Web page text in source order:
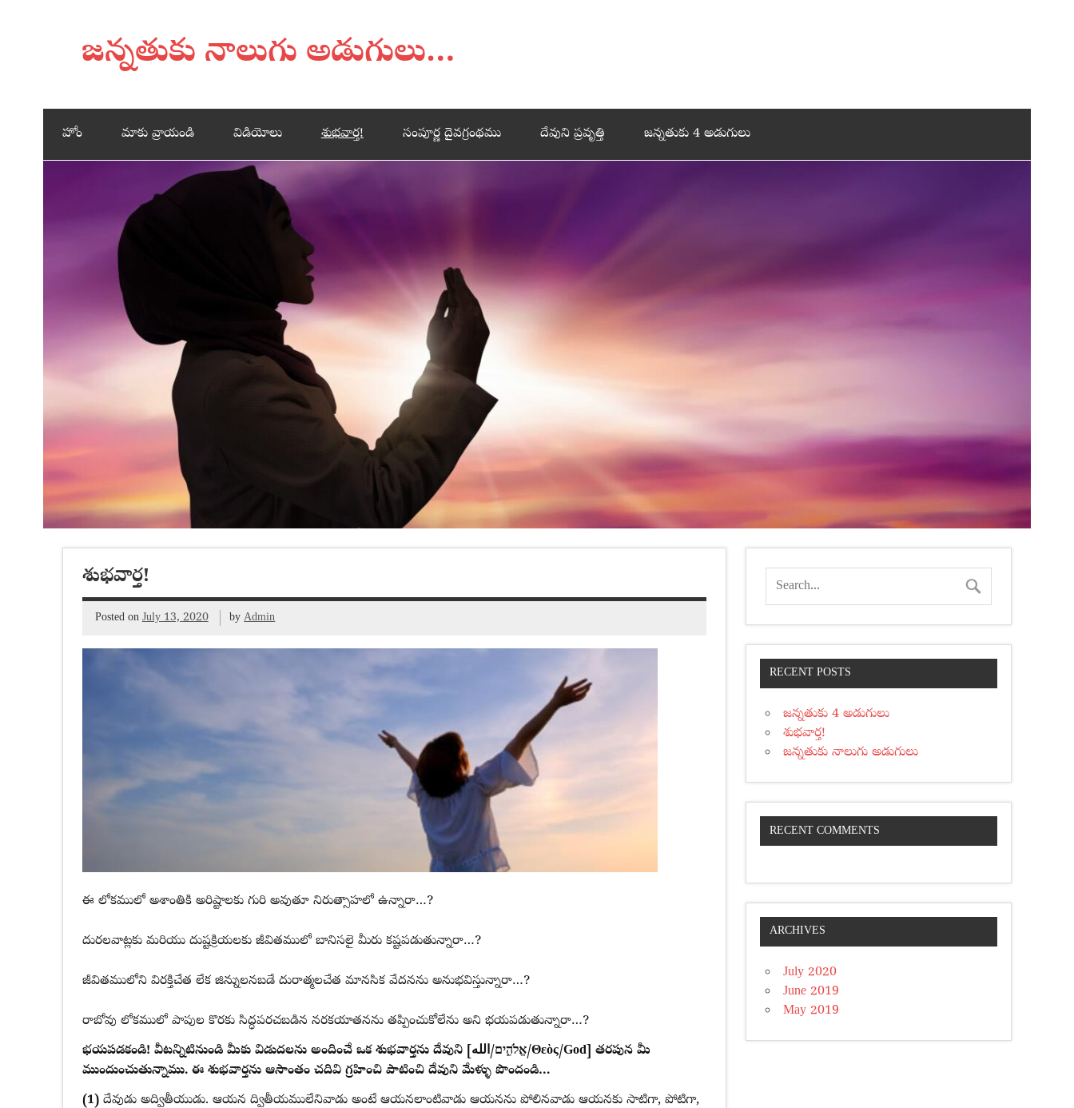
జన్నతుకు నాలుగు అడుగులు…
హోం మాకు వ్రాయండి విడియోలు శుభవార్త! సంపూర్ణ దైవగ్రంథము దేవుని ప్రవృత్తి జన్నతుకు 4 అడుగులు
శుభవార్త!
Posted onJuly 13, 2020 byAdmin
ఈ లోకములో అశాంతికి అరిష్టాలకు గురి అవుతూ నిరుత్సాహలో ఉన్నారా…?
దురలవాట్లకు మరియు దుష్టక్రియలకు జీవితములో బానిసలై మీరు కష్టపడుతున్నారా…?
జీవితములోని విరక్తిచేత లేక జిన్నులనబడే దురాత్మలచేత మానసిక వేదనను అనుభవిస్తున్నారా…?
రాబోవు లోకములో పాపుల కొరకు సిద్ధపరచబడిన నరకయాతనను తప్పించుకోలేను అని భయపడుతున్నారా…?
భయపడకండి! వీటన్నిటినుండి మీకు విడుదలను అందించే ఒక శుభవార్తను దేవుని [الله‎/אֱלֹהִ֑ים/Θεὸς/God] తరపున మీ
ముందుంచుతున్నాము. ఈ శుభవార్తను ఆసాంతం చదివి గ్రహించి పాటించి దేవుని మేళ్ళు పొందండి…
(1) దేవుడు అద్వితీయుడు. ఆయన ద్వితీయములేనివాడు అంటే ఆయనలాంటివాడు ఆయనను పోలినవాడు ఆయనకు సాటిగా, పోటిగా,
RECENT POSTS
జన్నతుకు 4 అడుగులు
శుభవార్త!
జన్నతుకు నాలుగు అడుగులు
RECENT COMMENTS
ARCHIVES
July 2020
June 2019
May 2019